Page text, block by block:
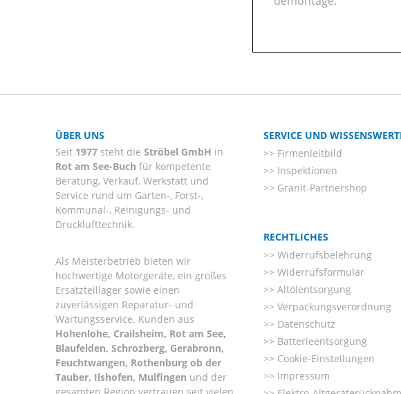
ÜBER UNS
Seit 1977 steht die Ströbel GmbH in
Rot am See-Buch für kompetente
Beratung, Verkauf, Werkstatt und
Service rund um Garten-, Forst-,
Kommunal-, Reinigungs- und
Drucklufttechnik.
Als Meisterbetrieb bieten wir
hochwertige Motorgeräte, ein großes
Ersatzteillager sowie einen
zuverlässigen Reparatur- und
Wartungsservice. Kunden aus
Hohenlohe, Crailsheim, Rot am See,
Blaufelden, Schrozberg, Gerabronn,
Feuchtwangen, Rothenburg ob der
Tauber, Ilshofen, Mulfingen und der
SERVICE UND
Firmenleitbild
Inspektionen
Granit-Partnershop
RECHTLICHES
Widerrufsbelehrung
Widerrufsformular
Altölentsorgung
Verpackungsverordnung
Datenschutz
Batterieentsorgung
Cookie-Einstellungen
Impressum